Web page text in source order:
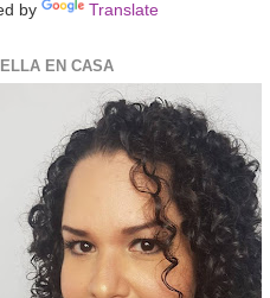
by Translate
EN CASA